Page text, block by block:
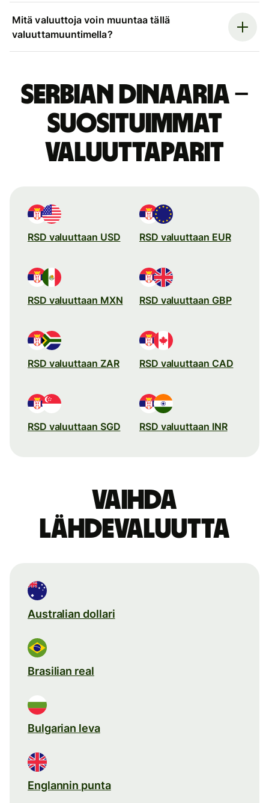
Mitä valuuttoja voin muuntaa tällä
valuuttamuuntimella?
Serbian dinaaria –
suosituimmat
valuuttaparit
RSD valuuttaan USD RSD valuuttaan EUR
RSD valuuttaan MXN RSD valuuttaan GBP
RSD valuuttaan ZAR RSD valuuttaan CAD
RSD valuuttaan SGD RSD valuuttaan INR
Vaihda
lähdevaluutta
Australian dollari
Brasilian real
Bulgarian leva
Englannin punta